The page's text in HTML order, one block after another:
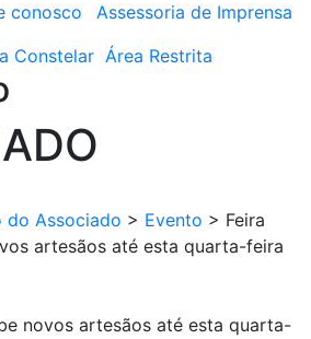
conosco
Assessoria de Imprensa
Constelar Área Restrita
do Associado > Evento > Feira
artesãos até esta quarta-feira
novos artesãos até esta quarta-